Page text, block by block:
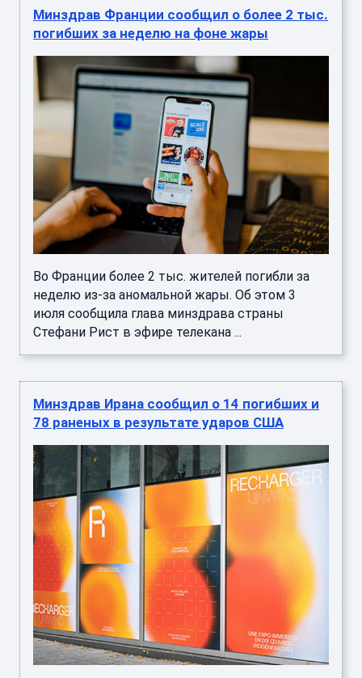
Минздрав Франции сообщил о более 2 тыс.
погибших за неделю на фоне жары
Во Франции более 2 тыс. жителей погибли за
неделю из-за аномальной жары. Об этом 3
июля сообщила глава минздрава страны
Стефани Рист в эфире телекана ...
Минздрав Ирана сообщил о 14 погибших и
78 раненых в результате ударов США